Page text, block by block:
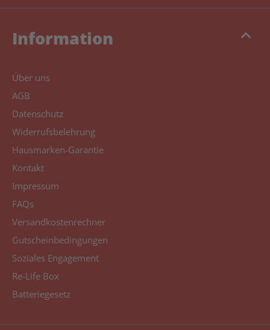
keyboard_arrow_up
Information
Über uns
AGB
Datenschutz
Widerrufsbelehrung
Hausmarken-Garantie
Kontakt
Impressum
FAQs
Versandkostenrechner
Gutscheinbedingungen
Soziales Engagement
Re-Life Box
Batteriegesetz